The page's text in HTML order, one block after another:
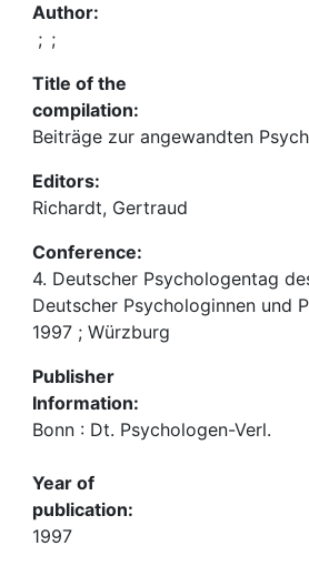
Author:
; ;
Title of the
compilation:
Beiträge zur angewandten
Editors:
Richardt, Gertraud
Conference:
4. Deutscher Psychologentag
Deutscher Psychologinnen und
1997 ; Würzburg
Publisher
Information:
Bonn : Dt. Psychologen-Verl.
Year of
publication:
1997